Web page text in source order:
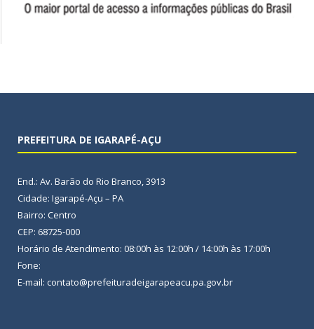
PREFEITURA DE IGARAPÉ-AÇU
End.: Av. Barão do Rio Branco, 3913
Cidade: Igarapé-Açu – PA
Bairro: Centro
CEP: 68725-000
Horário de Atendimento: 08:00h às 12:00h / 14:00h às 17:00h
Fone:
E-mail: contato@prefeituradeigarapeacu.pa.gov.br